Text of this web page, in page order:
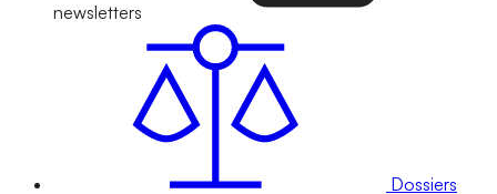
newsletters
Dossiers